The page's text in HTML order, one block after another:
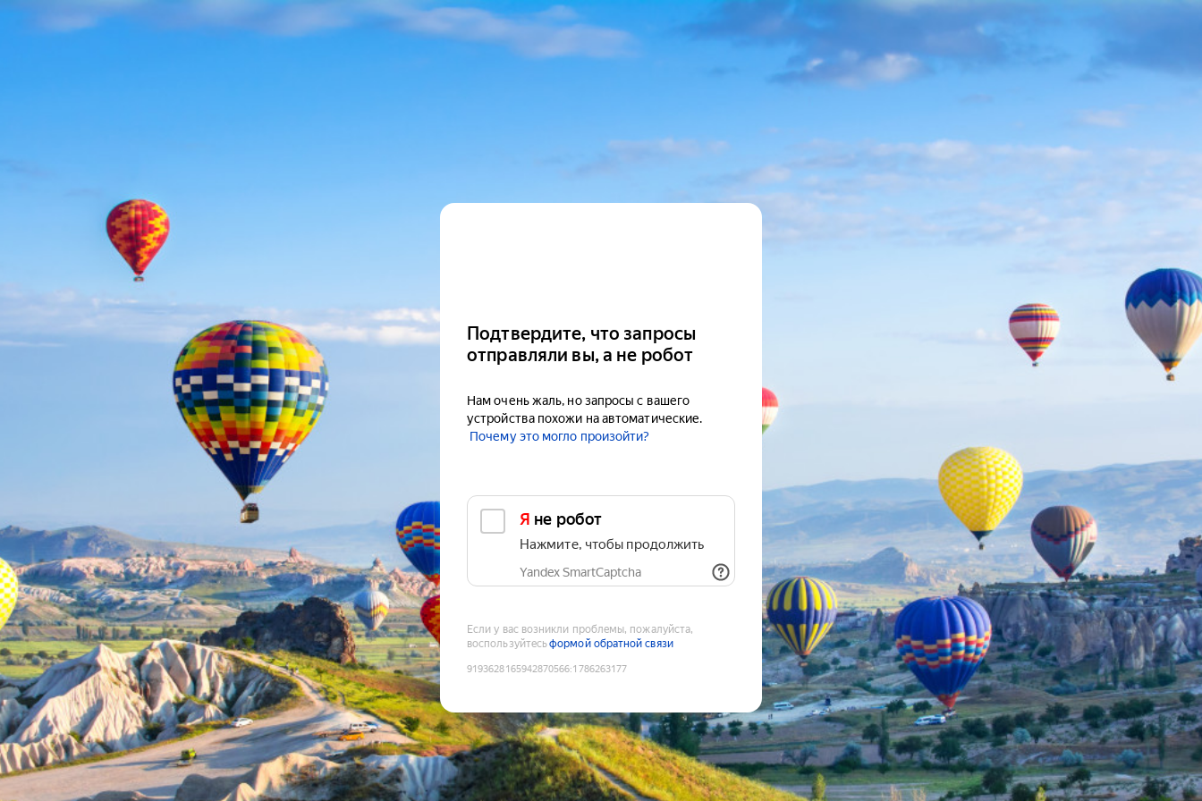
Подтвердите, что запросы
отправляли вы, а не робот
Нам очень жаль, но запросы с вашего
устройства похожи на автоматические.
Почему это могло произойти?
Я не робот
Нажмите, чтобы продолжить
Yandex SmartCaptcha
Если у вас возникли проблемы, пожалуйста,
воспользуйтесьформой обратной связи
9193628165942870566:1786263177